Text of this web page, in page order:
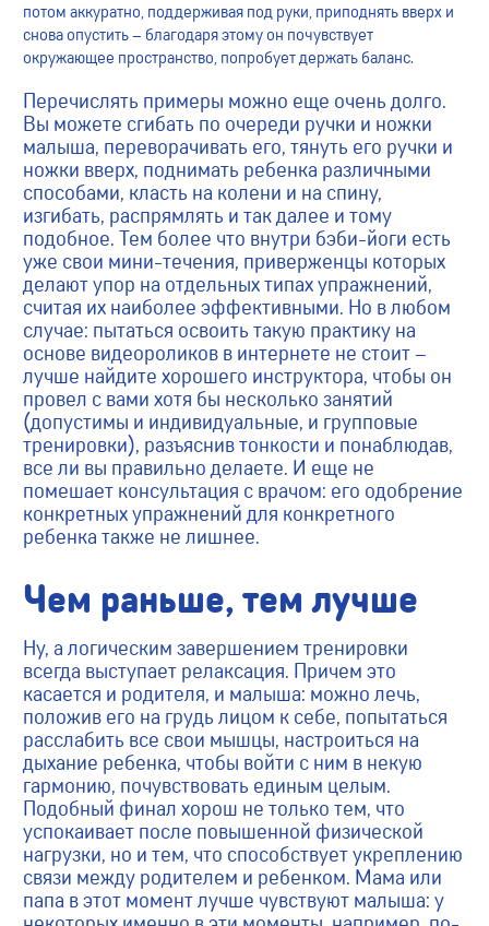
потом аккуратно, поддерживая под руки, приподнять вверх и
снова опустить – благодаря этому он почувствует
окружающее пространство, попробует держать баланс.
Перечислять примеры можно еще очень долго.
Вы можете сгибать по очереди ручки и ножки
малыша, переворачивать его, тянуть его ручки и
ножки вверх, поднимать ребенка различными
способами, класть на колени и на спину,
изгибать, распрямлять и так далее и тому
подобное. Тем более что внутри бэби-йоги есть
уже свои мини-течения, приверженцы которых
делают упор на отдельных типах упражнений,
считая их наиболее эффективными. Но в любом
случае: пытаться освоить такую практику на
основе видеороликов в интернете не стоит –
лучше найдите хорошего инструктора, чтобы он
провел с вами хотя бы несколько занятий
(допустимы и индивидуальные, и групповые
тренировки), разъяснив тонкости и понаблюдав,
все ли вы правильно делаете. И еще не
помешает консультация с врачом: его одобрение
конкретных упражнений для конкретного
ребенка также не лишнее.
Чем раньше, тем лучше
Ну, а логическим завершением тренировки
всегда выступает релаксация. Причем это
касается и родителя, и малыша: можно лечь,
положив его на грудь лицом к себе, попытаться
расслабить все свои мышцы, настроиться на
дыхание ребенка, чтобы войти с ним в некую
гармонию, почувствовать единым целым.
Подобный финал хорош не только тем, что
успокаивает после повышенной физической
нагрузки, но и тем, что способствует укреплению
связи между родителем и ребенком. Мама или
папа в этот момент лучше чувствуют малыша: у